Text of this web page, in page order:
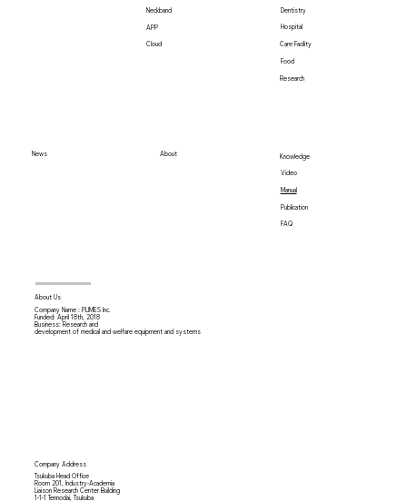
APP
Neckband
Cloud
Dentistry
Hospital
Care Facility
Food
Research
News About
Knowledge
Video
Manual
Publication
FAQ
About Us
Company Name : PLIMES Inc.
Funded: April 18th,2018
Business: Research and
development of medical and welfare equipment and systems
Company Address
Tsukuba Head Office
Room 201, Industry-Academia
Liaison Research Center Building
1-1-1 Tennodai, Tsukuba